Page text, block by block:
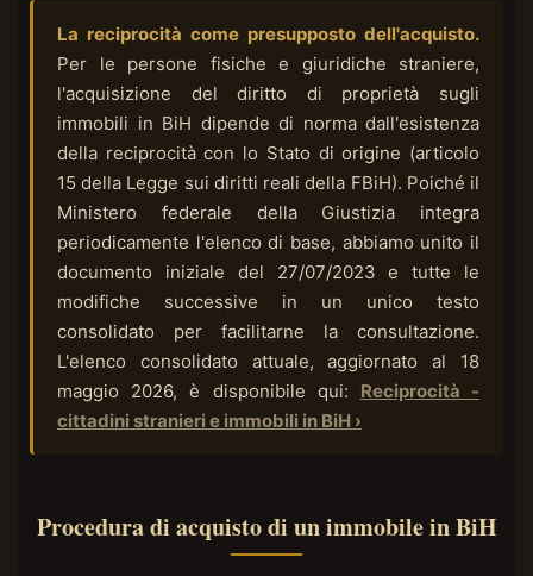
La reciprocità come presupposto dell'acquisto.
Per le persone fisiche e giuridiche straniere,
l'acquisizione del diritto di proprietà sugli
immobili in BiH dipende di norma dall'esistenza
della reciprocità con lo Stato di origine (articolo
15 della Legge sui diritti reali della FBiH). Poiché il
Ministero federale della Giustizia integra
periodicamente l'elenco di base, abbiamo unito il
documento iniziale del 27/07/2023 e tutte le
modifiche successive in un unico testo
consolidato per facilitarne la consultazione.
L'elenco consolidato attuale, aggiornato al 18
maggio 2026, è disponibile qui: Reciprocità -
cittadini stranieri e immobili in BiH ›
Procedura di acquisto di un immobile in BiH